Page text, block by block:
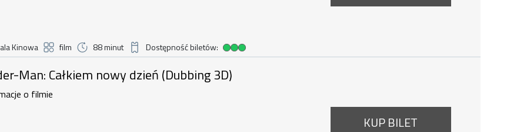
Kinowa film 88 minut Dostępność biletów:
Duża dostępność biletów
Całkiem nowy dzień (Dubbing 3D) , 7 sierpnia 2026, godzina 14:50
Man: Całkiem nowy dzień (Dubbing 3D)
o filmie
KUP BILET